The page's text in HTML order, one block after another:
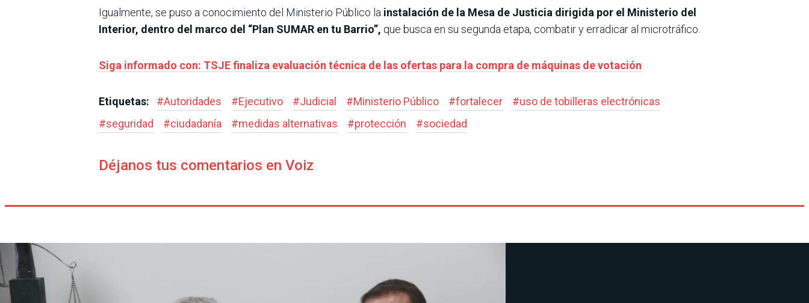
Igualmente, se puso a conocimiento del Ministerio Público la instalación de la Mesa de Justicia dirigida por el Ministerio del
Interior, dentro del marco del “Plan SUMAR en tu Barrio”, que busca en su segunda etapa, combatir y erradicar al microtráfico.
Siga informado con: TSJE finaliza evaluación técnica de las ofertas para la compra de máquinas de votación
Etiquetas: #Autoridades #Ejecutivo #Judicial #Ministerio Público #fortalecer #uso de tobilleras electrónicas
#seguridad #ciudadanía #medidas alternativas #protección #sociedad
Déjanos tus comentarios en Voiz